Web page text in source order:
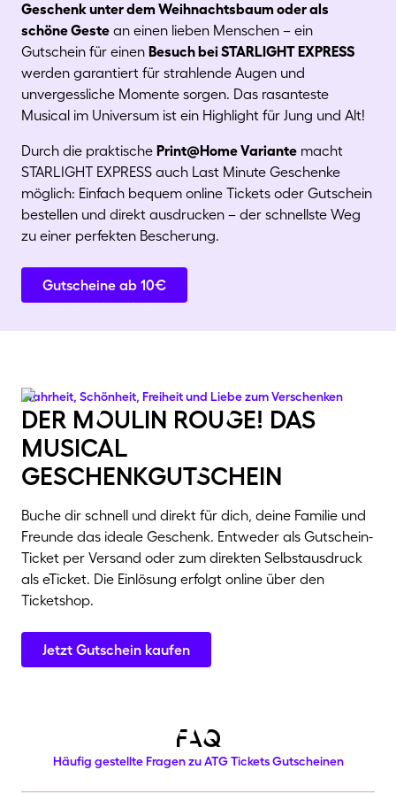
Geschenk unter dem Weihnachtsbaum oder als
schöne Geste an einen lieben Menschen – ein
Gutschein für einen Besuch bei STARLIGHT EXPRESS
werden garantiert für strahlende Augen und
unvergessliche Momente sorgen. Das rasanteste
Musical im Universum ist ein Highlight für Jung und Alt!
Durch die praktische Print@​Home Variante macht
STARLIGHT EXPRESS auch Last Minute Geschenke
möglich: Einfach bequem online Tickets oder Gutschein
bestellen und direkt ausdrucken – der schnellste Weg
zu einer perfekten Bescherung.
Gutscheine ab 10€
der mOulin rouGe! das
musical
geschenkgutSchein
Wahrheit, Schönheit, Freiheit und Liebe zum Verschenken
Buche dir schnell und direkt für dich, deine Familie und
Freunde das ideale Geschenk. Entweder als Gutschein-
Ticket per Versand oder zum direkten Selbstausdruck
als eTicket. Die Einlösung erfolgt online über den
Ticketshop.
Jetzt Gutschein kaufen
FAQ
Häufig gestellte Fragen zu ATG Tickets Gutscheinen